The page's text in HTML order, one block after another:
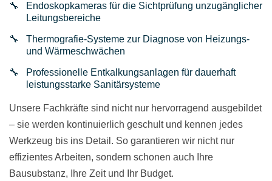
Endoskopkameras für die Sichtprüfung unzugänglicher
Leitungsbereiche
Thermografie-Systeme zur Diagnose von Heizungs-
und Wärmeschwächen
Professionelle Entkalkungsanlagen für dauerhaft
leistungsstarke Sanitärsysteme
Unsere Fachkräfte sind nicht nur hervorragend ausgebildet
– sie werden kontinuierlich geschult und kennen jedes
Werkzeug bis ins Detail. So garantieren wir nicht nur
effizientes Arbeiten, sondern schonen auch Ihre
Bausubstanz, Ihre Zeit und Ihr Budget.